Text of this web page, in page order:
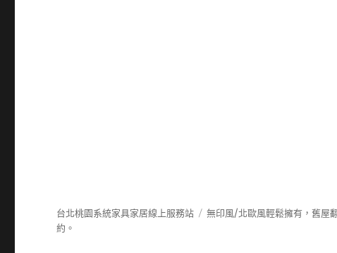
台北桃園系統家具家居線上服務站 無印風/北歐風輕鬆擁有，舊屋
約。